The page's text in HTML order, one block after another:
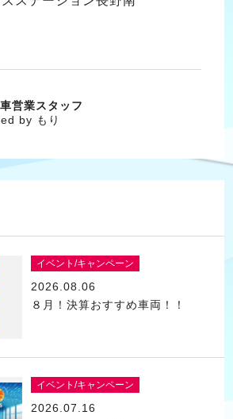
営業スタッフ
by もり
イベント/キャンペーン
2026.08.06
８月！決算おすすめ車両！！
イベント/キャンペーン
2026.07.16